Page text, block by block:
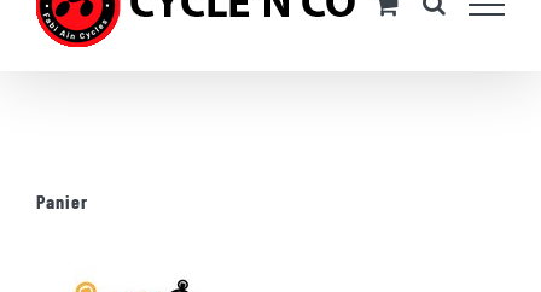
contenu
Panier